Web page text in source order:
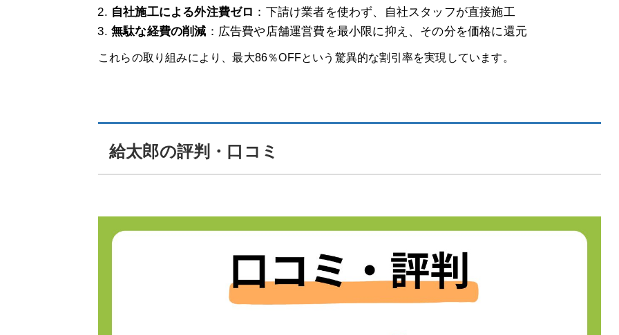
自社施工による外注費ゼロ ：下請け業者を使わず、自社スタッフが直接施工
無駄な経費の削減 ：広告費や店舗運営費を最小限に抑え、その分を価格に還元
これらの取り組みにより、最大86％OFFという驚異的な割引率を実現しています。
給太郎の評判・口コミ